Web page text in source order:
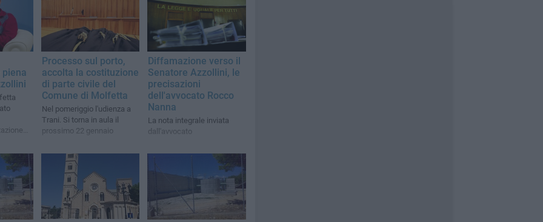
piena
Processo sul porto,
accolta la costituzione
di parte civile del
Comune di Molfetta
Nel pomeriggio l'udienza a
Trani. Si torna in aula il
prossimo 22 gennaio
Diffamazione verso il
Senatore Azzollini, le
precisazioni
dell'avvocato Rocco
Nanna
La nota integrale inviata
dall'avvocato